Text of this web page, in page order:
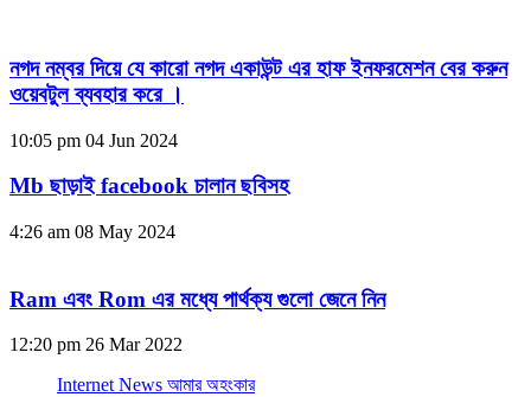
নগদ নম্বর দিয়ে যে কারো নগদ একাউন্ট এর হাফ ইনফরমেশন বের করুন
ওয়েবটুল ব্যবহার করে ।
10:05 pm 04 Jun 2024
Mb ছাড়াই facebook চালান ছবিসহ
4:26 am 08 May 2024
Ram এবং Rom এর মধ্যে পার্থক্য গুলো জেনে নিন
12:20 pm 26 Mar 2022
Internet News আমার অহংকার